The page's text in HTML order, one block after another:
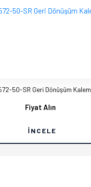
50-SR Geri Dönüşüm Kalem
Fiyat Alın
İNCELE